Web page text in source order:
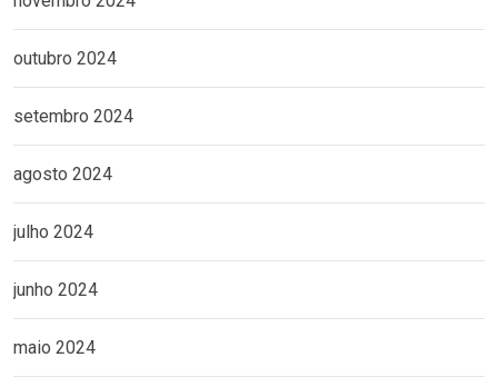
outubro 2024
setembro 2024
agosto 2024
julho 2024
junho 2024
maio 2024